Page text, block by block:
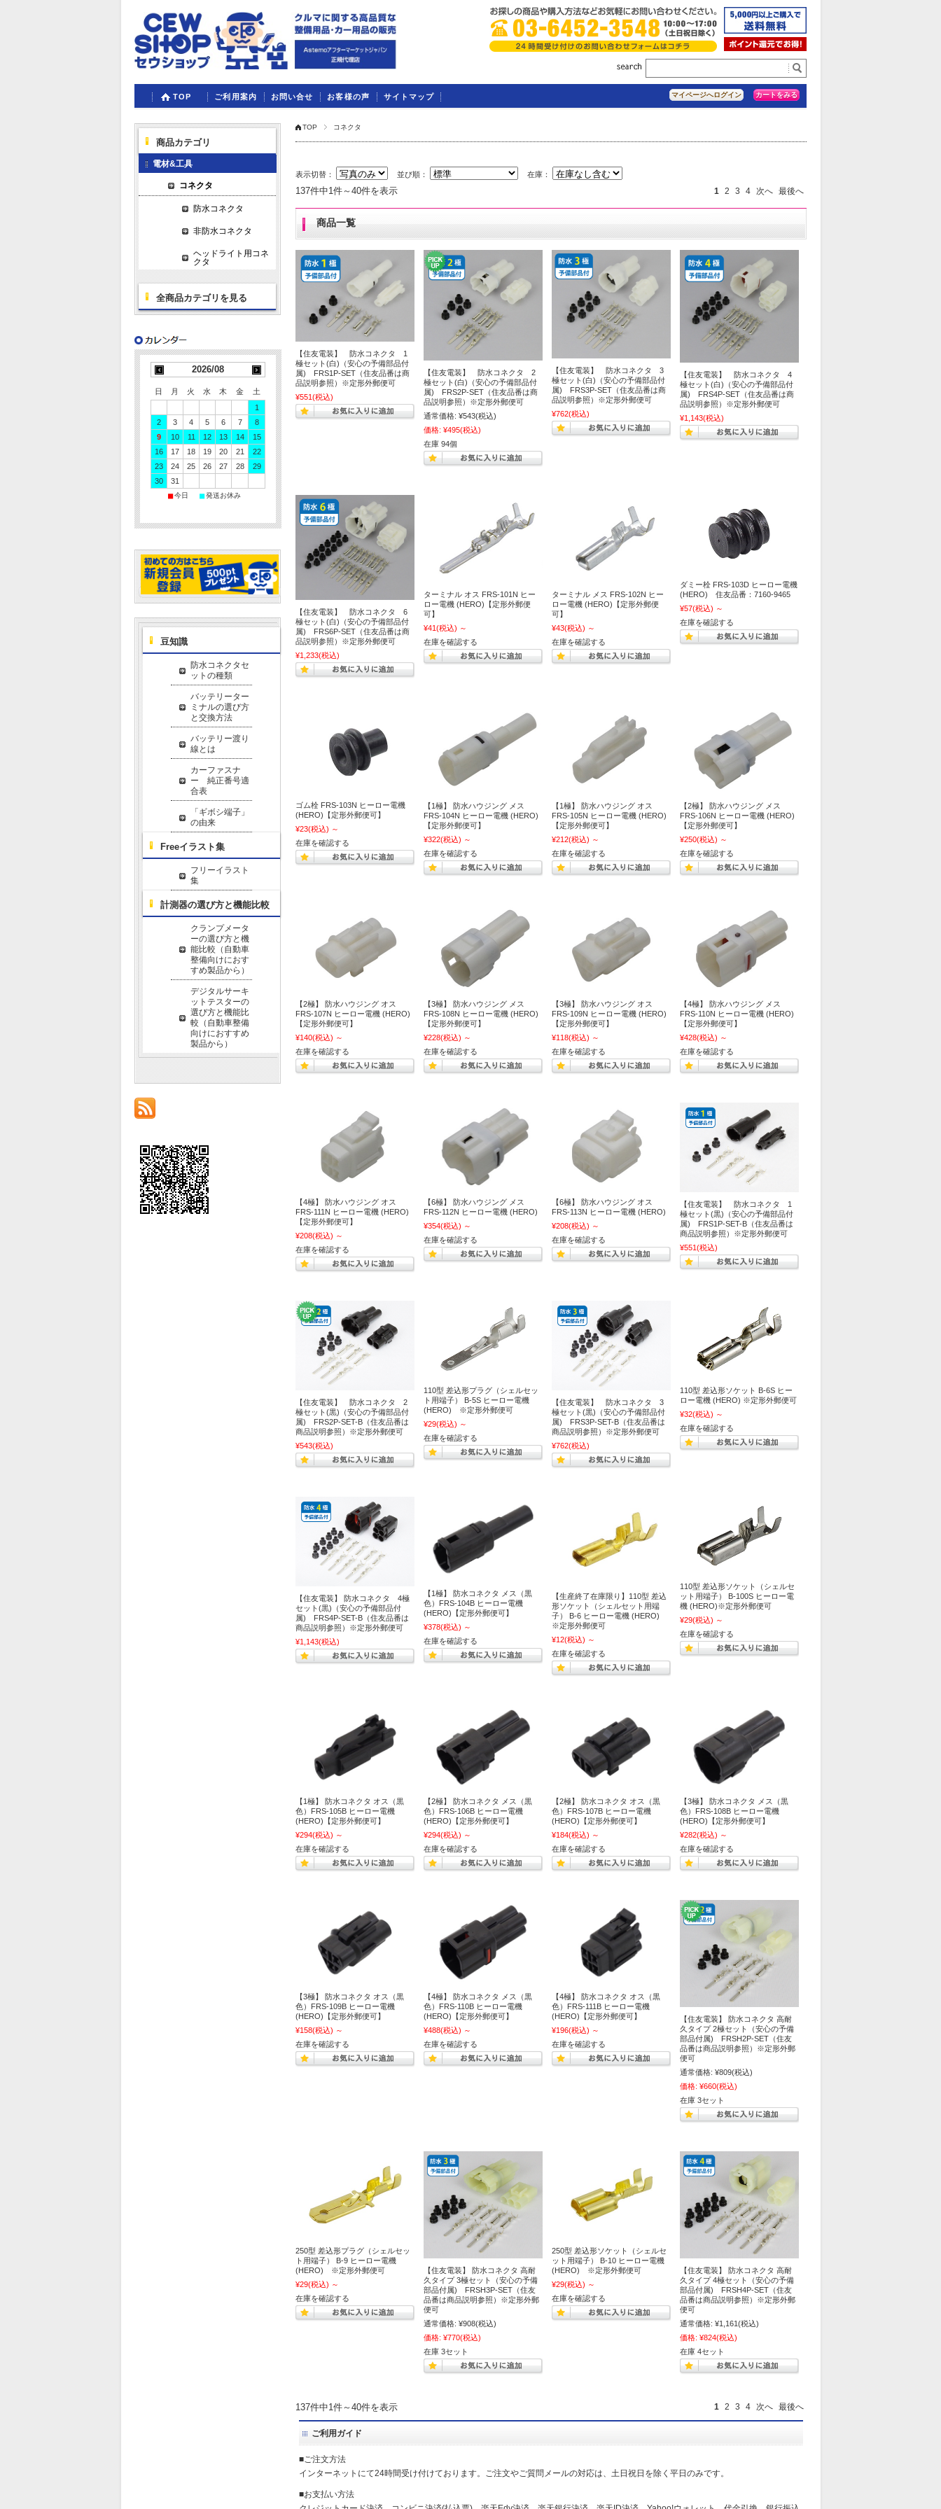
マイページへログイン カートをみる
TOP ご利用案内 お問い合せ お客様の声 サイトマップ
TOP コネクタ
表示切替： 並び順： 在庫：
137件中1件～40件を表示 1 2 3 4 次へ 最後へ
商品一覧
【住友電装】 防水コネクタ 1
極セット(白)（安心の予備部品付
属) FRS1P-SET（住友品番は商
品説明参照）※定形外郵便可
¥551(税込)
【住友電装】 防水コネクタ 2
極セット(白)（安心の予備部品付
属) FRS2P-SET（住友品番は商
品説明参照）※定形外郵便可
通常価格: ¥543(税込)
価格: ¥495(税込)
在庫 94個
【住友電装】 防水コネクタ 3
極セット(白)（安心の予備部品付
属) FRS3P-SET（住友品番は商
品説明参照）※定形外郵便可
¥762(税込)
【住友電装】 防水コネクタ 4
極セット(白)（安心の予備部品付
属) FRS4P-SET（住友品番は商
品説明参照）※定形外郵便可
¥1,143(税込)
【住友電装】 防水コネクタ 6
極セット(白)（安心の予備部品付
属) FRS6P-SET（住友品番は商
品説明参照）※定形外郵便可
¥1,233(税込)
ターミナル オス FRS-101N ヒー
ロー電機 (HERO)【定形外郵便
可】
¥41(税込) ～
在庫を確認する
ターミナル メス FRS-102N ヒー
ロー電機 (HERO)【定形外郵便
可】
¥43(税込) ～
在庫を確認する
ダミー栓 FRS-103D ヒーロー電機
(HERO) 住友品番：7160-9465
¥57(税込) ～
在庫を確認する
ゴム栓 FRS-103N ヒーロー電機
(HERO)【定形外郵便可】
¥23(税込) ～
在庫を確認する
【1極】 防水ハウジング メス
FRS-104N ヒーロー電機 (HERO)
【定形外郵便可】
¥322(税込) ～
在庫を確認する
【1極】 防水ハウジング オス
FRS-105N ヒーロー電機 (HERO)
【定形外郵便可】
¥212(税込) ～
在庫を確認する
【2極】 防水ハウジング メス
FRS-106N ヒーロー電機 (HERO)
【定形外郵便可】
¥250(税込) ～
在庫を確認する
【2極】 防水ハウジング オス
FRS-107N ヒーロー電機 (HERO)
【定形外郵便可】
¥140(税込) ～
在庫を確認する
【3極】 防水ハウジング メス
FRS-108N ヒーロー電機 (HERO)
【定形外郵便可】
¥228(税込) ～
在庫を確認する
【3極】 防水ハウジング オス
FRS-109N ヒーロー電機 (HERO)
【定形外郵便可】
¥118(税込) ～
在庫を確認する
【4極】 防水ハウジング メス
FRS-110N ヒーロー電機 (HERO)
【定形外郵便可】
¥428(税込) ～
在庫を確認する
【4極】 防水ハウジング オス
FRS-111N ヒーロー電機 (HERO)
【定形外郵便可】
¥208(税込) ～
在庫を確認する
【6極】 防水ハウジング メス
FRS-112N ヒーロー電機 (HERO)
¥354(税込) ～
在庫を確認する
【6極】 防水ハウジング オス
FRS-113N ヒーロー電機 (HERO)
¥208(税込) ～
在庫を確認する
【住友電装】 防水コネクタ 1
極セット(黒)（安心の予備部品付
属) FRS1P-SET-B（住友品番は
商品説明参照）※定形外郵便可
¥551(税込)
【住友電装】 防水コネクタ 2
極セット(黒)（安心の予備部品付
属) FRS2P-SET-B（住友品番は
商品説明参照）※定形外郵便可
¥543(税込)
110型 差込形プラグ（シェルセッ
ト用端子） B-5S ヒーロー電機
(HERO) ※定形外郵便可
¥29(税込) ～
在庫を確認する
【住友電装】 防水コネクタ 3
極セット(黒)（安心の予備部品付
属) FRS3P-SET-B（住友品番は
商品説明参照）※定形外郵便可
¥762(税込)
110型 差込形ソケット B-6S ヒー
ロー電機 (HERO) ※定形外郵便可
¥32(税込) ～
在庫を確認する
【住友電装】 防水コネクタ 4極
セット(黒)（安心の予備部品付
属) FRS4P-SET-B（住友品番は
商品説明参照）※定形外郵便可
¥1,143(税込)
【1極】 防水コネクタ メス（黒
色）FRS-104B ヒーロー電機
(HERO)【定形外郵便可】
¥378(税込) ～
在庫を確認する
【生産終了在庫限り】110型 差込
形ソケット（シェルセット用端
子） B-6 ヒーロー電機 (HERO)
※定形外郵便可
¥12(税込) ～
在庫を確認する
110型 差込形ソケット（シェルセ
ット用端子） B-100S ヒーロー電
機 (HERO)※定形外郵便可
¥29(税込) ～
在庫を確認する
【1極】 防水コネクタ オス（黒
色）FRS-105B ヒーロー電機
(HERO)【定形外郵便可】
¥294(税込) ～
在庫を確認する
【2極】 防水コネクタ メス（黒
色）FRS-106B ヒーロー電機
(HERO)【定形外郵便可】
¥294(税込) ～
在庫を確認する
【2極】 防水コネクタ オス（黒
色）FRS-107B ヒーロー電機
(HERO)【定形外郵便可】
¥184(税込) ～
在庫を確認する
【3極】 防水コネクタ メス（黒
色）FRS-108B ヒーロー電機
(HERO)【定形外郵便可】
¥282(税込) ～
在庫を確認する
【3極】 防水コネクタ オス（黒
色）FRS-109B ヒーロー電機
(HERO)【定形外郵便可】
¥158(税込) ～
在庫を確認する
【4極】 防水コネクタ メス（黒
色）FRS-110B ヒーロー電機
(HERO)【定形外郵便可】
¥488(税込) ～
在庫を確認する
【4極】 防水コネクタ オス（黒
色）FRS-111B ヒーロー電機
(HERO)【定形外郵便可】
¥196(税込) ～
在庫を確認する
【住友電装】 防水コネクタ 高耐
久タイプ 2極セット（安心の予備
部品付属) FRSH2P-SET（住友
品番は商品説明参照）※定形外郵
便可
通常価格: ¥809(税込)
価格: ¥660(税込)
在庫 3セット
250型 差込形プラグ（シェルセッ
ト用端子） B-9 ヒーロー電機
(HERO) ※定形外郵便可
¥29(税込) ～
在庫を確認する
【住友電装】 防水コネクタ 高耐
久タイプ 3極セット（安心の予備
部品付属) FRSH3P-SET（住友
品番は商品説明参照）※定形外郵
便可
通常価格: ¥908(税込)
価格: ¥770(税込)
在庫 3セット
250型 差込形ソケット（シェルセ
ット用端子） B-10 ヒーロー電機
(HERO) ※定形外郵便可
¥29(税込) ～
在庫を確認する
【住友電装】 防水コネクタ 高耐
久タイプ 4極セット（安心の予備
部品付属) FRSH4P-SET（住友
品番は商品説明参照）※定形外郵
便可
通常価格: ¥1,161(税込)
価格: ¥824(税込)
在庫 4セット
137件中1件～40件を表示 1 2 3 4 次へ 最後へ
ご利用ガイド
■ご注文方法
インターネットにて24時間受け付けております。ご注文やご質問メールの対応は、土日祝日を除く平日のみです。
■お支払い方法
商品カテゴリ
電材&工具
コネクタ
防水コネクタ
非防水コネクタ
ヘッドライト用コネ
クタ
全商品カテゴリを見る
2026/08
日 月 火 水 木 金
土
1
2
3 4 5 6 7
8
9
10 11 12 13 14
15
16
17 18 19 20 21
22
23
24 25 26 27 28
29
30
31
■今日 ■発送お休み
豆知識
防水コネクタセ
ットの種類
バッテリーター
ミナルの選び方
と交換方法
バッテリー渡り
線とは
カーファスナ
ー 純正番号適
合表
「ギボシ端子」
の由来
Freeイラスト集
フリーイラスト
集
計測器の選び方と機能比較
クランプメータ
ーの選び方と機
能比較（自動車
整備向けにおす
すめ製品から）
デジタルサーキ
ットテスターの
選び方と機能比
較（自動車整備
向けにおすすめ
製品から）